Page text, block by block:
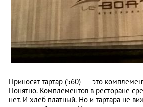
Приносят тартар (560) — это
Понятно. Комплементов в ресторане
нет. И хлеб платный. Но и тартара не